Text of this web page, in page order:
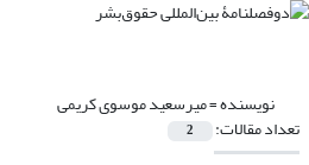
نویسنده =میرسعید موسوی کریمی
تعداد مقالات: 2